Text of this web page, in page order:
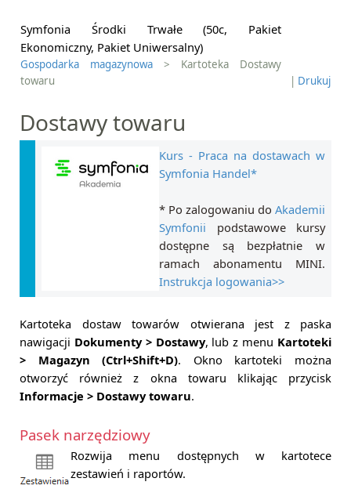
Symfonia Środki Trwałe (50c, Pakiet
Ekonomiczny, Pakiet Uniwersalny)
Gospodarka magazynowa > Kartoteka Dostawy
towaru
| Drukuj
Dostawy towaru
Kurs - Praca na dostawach w
Symfonia Handel*
* Po zalogowaniu do Akademii
Symfonii podstawowe kursy
dostępne są bezpłatnie w
ramach abonamentu MINI.
Instrukcja logowania>>
Kartoteka dostaw towarów otwierana jest z paska
nawigacji Dokumenty > Dostawy, lub z menu Kartoteki
> Magazyn (Ctrl+Shift+D). Okno kartoteki można
otworzyć również z okna towaru klikając przycisk
Informacje > Dostawy towaru.
Pasek narzędziowy
Rozwija menu dostępnych w kartotece
zestawień i raportów.